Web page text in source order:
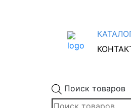
Поиск товаров